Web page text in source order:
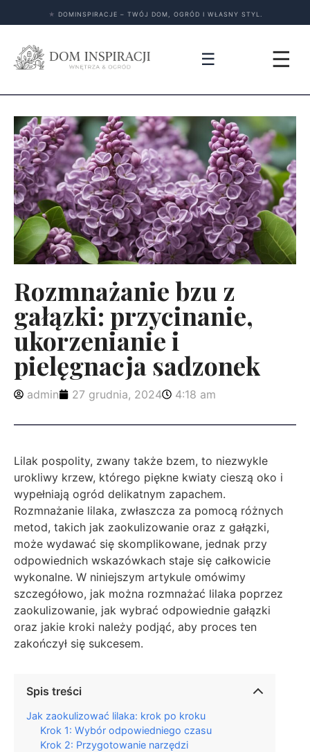
★ DOMINSPIRACJE – TWÓJ DOM, OGRÓD I WŁASNY STYL.
☰ ☰
Rozmnażanie bzu z
gałązki: przycinanie,
ukorzenianie i
pielęgnacja sadzonek
admin 27 grudnia, 2024 4:18 am
Lilak pospolity, zwany także bzem, to niezwykle
urokliwy krzew, którego piękne kwiaty cieszą oko i
wypełniają ogród delikatnym zapachem.
Rozmnażanie lilaka, zwłaszcza za pomocą różnych
metod, takich jak zaokulizowanie oraz z gałązki,
może wydawać się skomplikowane, jednak przy
odpowiednich wskazówkach staje się całkowicie
wykonalne. W niniejszym artykule omówimy
szczegółowo, jak można rozmnażać lilaka poprzez
zaokulizowanie, jak wybrać odpowiednie gałązki
oraz jakie kroki należy podjąć, aby proces ten
zakończył się sukcesem.
Spis treści
Jak zaokulizować lilaka: krok po kroku
Krok 1: Wybór odpowiedniego czasu
Krok 2: Przygotowanie narzędzi